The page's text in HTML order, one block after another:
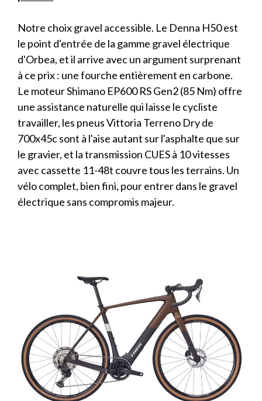
Notre choix gravel accessible. Le Denna H50 est
le point d'entrée de la gamme gravel électrique
d'Orbea, et il arrive avec un argument surprenant
à ce prix : une fourche entièrement en carbone.
Le moteur Shimano EP600 RS Gen2 (85 Nm) offre
une assistance naturelle qui laisse le cycliste
travailler, les pneus Vittoria Terreno Dry de
700x45c sont à l'aise autant sur l'asphalte que sur
le gravier, et la transmission CUES à 10 vitesses
avec cassette 11-48t couvre tous les terrains. Un
vélo complet, bien fini, pour entrer dans le gravel
électrique sans compromis majeur.